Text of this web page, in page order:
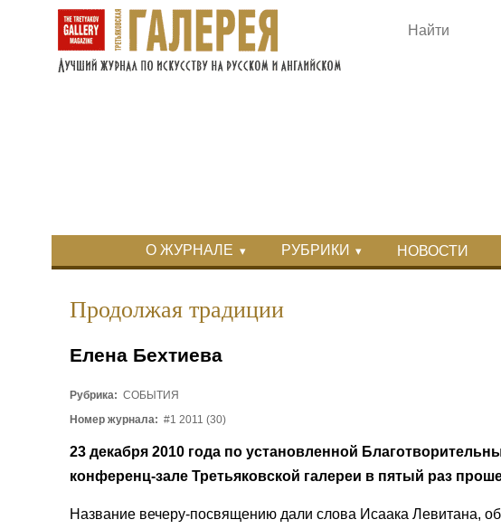
Перейти к основному содержанию
Skip to search
О ЖУРНАЛЕ РУБРИКИ НОВОСТИ
Продолжая традиции
Елена Бехтиева
Рубрика: СОБЫТИЯ
Номер журнала: #1 2011 (30)
23 декабря 2010 года по установленной
конференц-зале Третьяковской галереи в пятый раз
Название вечеру-посвящению дали слова Исаака Левитана,